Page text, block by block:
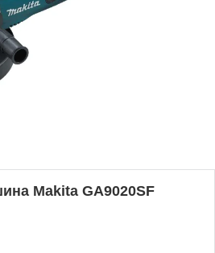
Makita GA9020SF